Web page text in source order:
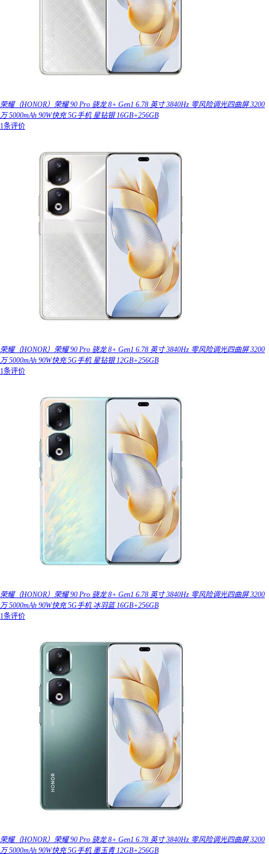
荣耀（HONOR）荣耀 90 Pro 骁龙 8+ Gen1 6.78 英寸 3840Hz 零风险调光四曲屏 3200
万 5000mAh 90W快充 5G手机 星钻银 16GB+256GB
1条评价
荣耀（HONOR）荣耀 90 Pro 骁龙 8+ Gen1 6.78 英寸 3840Hz 零风险调光四曲屏 3200
万 5000mAh 90W快充 5G手机 星钻银 12GB+256GB
1条评价
荣耀（HONOR）荣耀 90 Pro 骁龙 8+ Gen1 6.78 英寸 3840Hz 零风险调光四曲屏 3200
万 5000mAh 90W快充 5G手机 冰羽蓝 16GB+256GB
1条评价
荣耀（HONOR）荣耀 90 Pro 骁龙 8+ Gen1 6.78 英寸 3840Hz 零风险调光四曲屏 3200
万 5000mAh 90W快充 5G手机 墨玉青 12GB+256GB